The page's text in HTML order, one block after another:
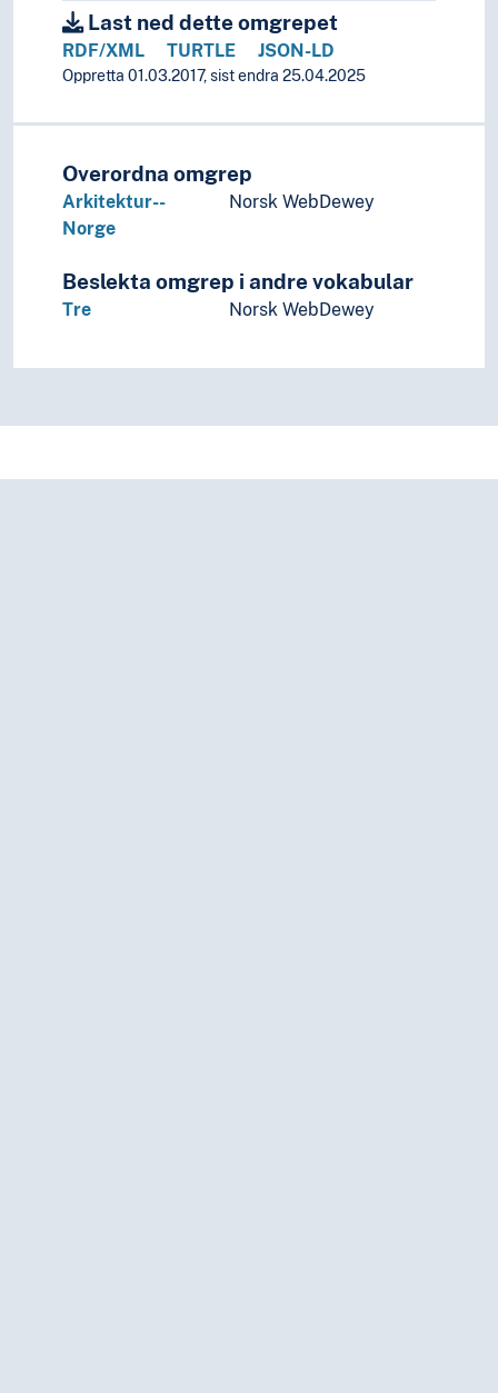
Realfag
Religionsvitenskap
Rettsvitenskap
Språk
Last ned dette omgrepet
RDF/XML TURTLE JSON-LD
Oppretta 01.03.2017, sist endra 25.04.2025
Overordna omgrep
Arkitektur--
Norge
Norsk WebDewey
Beslekta omgrep i andre vokabular
Tre Norsk WebDewey